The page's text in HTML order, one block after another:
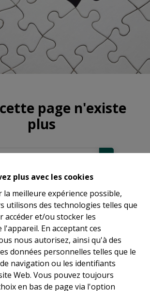
plus avec les cookies
meilleure expérience possible,
utilisons des technologies telles que
accéder et/ou stocker les
En acceptant ces
nous autorisez, ainsi qu'à des
données personnelles telles que le
navigation ou les identifiants
Web. Vous pouvez toujours
en bas de page via l'option
page n'existe
plus
À Vendre
À Louer